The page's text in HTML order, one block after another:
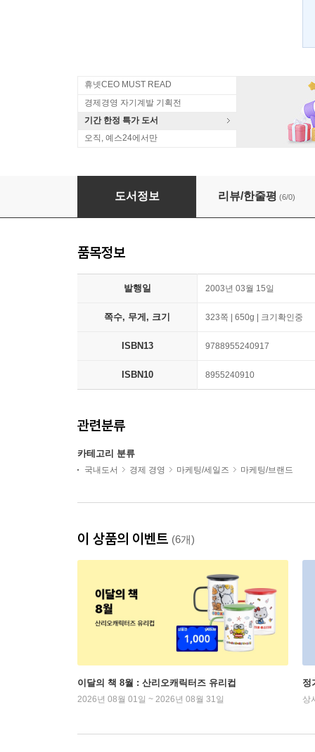
휴넷CEO MUST READ
경제경영 자기계발 기획전
기간 한정 특가 도서
오직, 예스24에서만
장미보다 사랑을 팔아라
도서정보 리뷰/한줄평 (6/0)
품목정보
발행일 2003년 03월 15일
쪽수, 무게, 크기 323쪽 | 650g | 크기확인중
ISBN13 9788955240917
ISBN10 8955240910
관련분류
카테고리 분류
국내도서 경제 경영 마케팅/세일즈 마케팅/브랜드
이 상품의 이벤트 (6개)
이달의 책 8월 : 산리오캐릭터즈 유리컵
2026년 08월 01일 ~ 2026년 08월 31일
정
상